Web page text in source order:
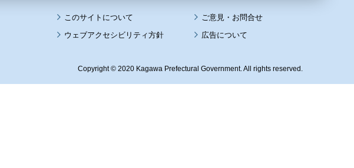
このサイトについて
ウェブアクセシビリティ方針 広告について
Copyright © 2020 Kagawa Prefectural Government. All rights reserved.